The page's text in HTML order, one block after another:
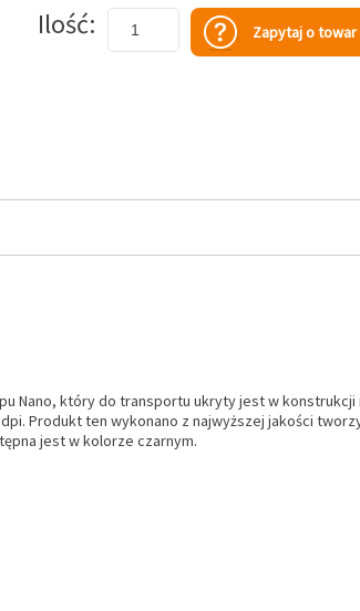
Ilość Zapytaj o towar
który do transportu ukryty jest w
Produkt ten wykonano z najwyższej jakości
jest w kolorze czarnym.